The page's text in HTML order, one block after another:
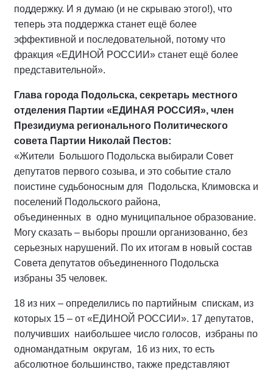
поддержку. И я думаю (и не скрываю этого!), что
теперь эта поддержка станет ещё более
эффективной и последовательной, потому что
фракция «ЕДИНОЙ РОССИИ» станет ещё более
представительной».
Глава города Подольска, секретарь местного
отделения Партии «ЕДИНАЯ РОССИЯ», член
Президиума регионального Политического
совета Партии Николай Пестов:
«Жители Большого Подольска выбирали Совет
депутатов первого созыва, и это событие стало
поистине судьбоносным для Подольска, Климовска и
поселений Подольского района,
объединенных в одно муниципальное образование.
Могу сказать – выборы прошли организованно, без
серьезных нарушений. По их итогам в новый состав
Совета депутатов объединенного Подольска
избраны 35 человек.
18 из них – определились по партийным спискам, из
которых 15 – от «ЕДИНОЙ РОССИИ». 17 депутатов,
получивших наибольшее число голосов, избраны по
одномандатным округам, 16 из них, то есть
абсолютное большинство, также представляют